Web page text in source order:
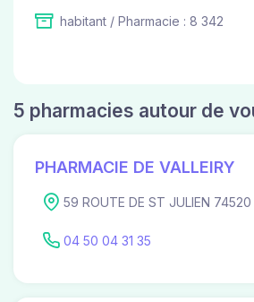
habitant / Pharmacie : 8 342
5 pharmacies autour de
PHARMACIE DE VALLEIRY
59 ROUTE DE ST JULIEN
04 50 04 31 35